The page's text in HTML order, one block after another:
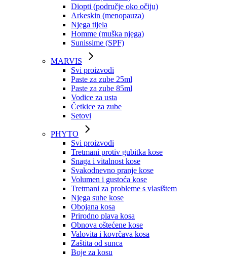
Diopti (područje oko očiju)
Arkeskin (menopauza)
Njega tijela
Homme (muška njega)
Sunissime (SPF)
MARVIS
Svi proizvodi
Paste za zube 25ml
Paste za zube 85ml
Vodice za usta
Četkice za zube
Setovi
PHYTO
Svi proizvodi
Tretmani protiv gubitka kose
Snaga i vitalnost kose
Svakodnevno pranje kose
Volumen i gustoća kose
Tretmani za probleme s vlasištem
Njega suhe kose
Obojana kosa
Prirodno plava kosa
Obnova oštećene kose
Valovita i kovrčava kosa
Zaštita od sunca
Boje za kosu